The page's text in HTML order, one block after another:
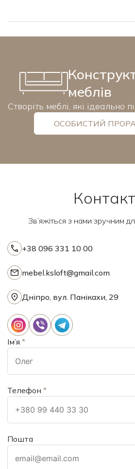
меблів
Створіть меблі, які ідеально
ОСОБИСТИЙ
Зв’яжіться з нами зручним
+38 096 331 10 00
mebel.ksloft@gmail.com
Дніпро, вул. Панікахи, 29
Ім’я *
Телефон *
Пошта